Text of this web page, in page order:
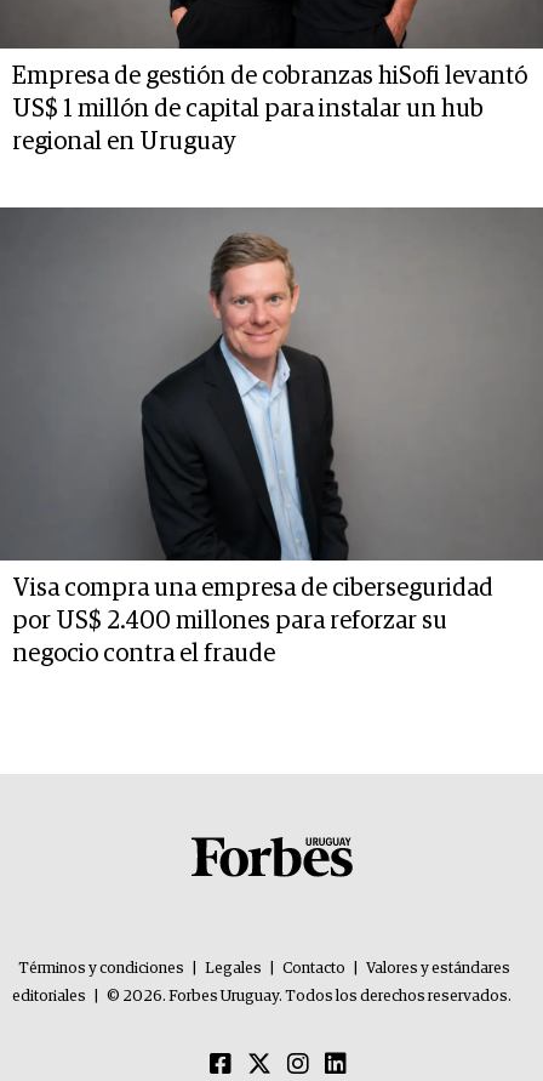
Empresa de gestión de cobranzas hiSofi levantó
US$ 1 millón de capital para instalar un hub
regional en Uruguay
Visa compra una empresa de ciberseguridad
por US$ 2.400 millones para reforzar su
negocio contra el fraude
Términos y condiciones Legales Contacto
Valores y estándares
editoriales
© 2026. Forbes Uruguay. Todos los derechos reservados.